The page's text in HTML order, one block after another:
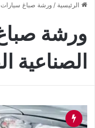
الرئيسية / ورشة صباغ سيارات
ورشة
الصناعية